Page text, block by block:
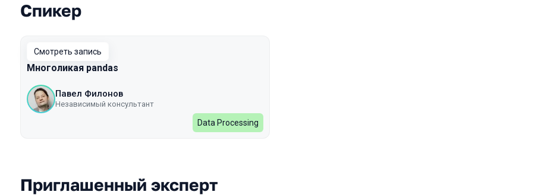
Выступления в сезоне 2022
Спикер
Смотреть запись
Многоликая pandas
Павел Филонов
Независимый консультант
Data Processing
Приглашенный эксперт